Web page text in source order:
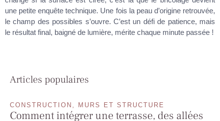
une petite enquête technique. Une fois la peau d’origine retrouvée,
le champ des possibles s’ouvre. C’est un défi de patience, mais
le résultat final, baigné de lumière, mérite chaque minute passée !
Articles populaires
CONSTRUCTION, MURS ET STRUCTURE
Comment intégrer une terrasse, des allées